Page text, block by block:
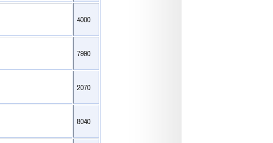
4000
7990
2070
8040